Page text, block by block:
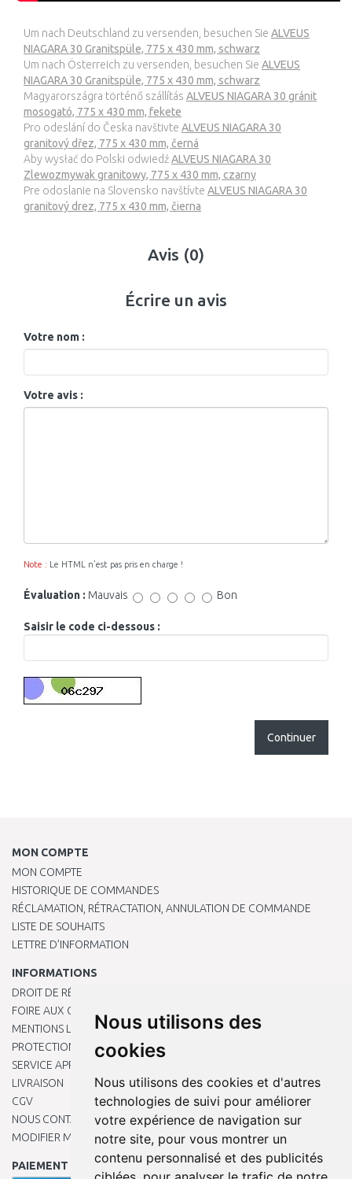
Nous utilisons des
cookies
Nous utilisons des cookies et d'autres
technologies de suivi pour améliorer
votre expérience de navigation sur
notre site, pour vous montrer un
contenu personnalisé et des publicités
Um nach Deutschland zu versenden, besuchen Sie ALVEUS
NIAGARA 30 Granitspüle, 775 x 430 mm, schwarz
Um nach Österreich zu versenden, besuchen Sie ALVEUS
NIAGARA 30 Granitspüle, 775 x 430 mm, schwarz
Magyarországra történő szállítás ALVEUS NIAGARA 30 gránit
mosogató, 775 x 430 mm, fekete
Pro odeslání do Česka navštivte ALVEUS NIAGARA 30
granitový dřez, 775 x 430 mm, černá
Aby wysłać do Polski odwiedźALVEUS NIAGARA 30
Zlewozmywak granitowy, 775 x 430 mm, czarny
Pre odoslanie na Slovensko navštívte ALVEUS NIAGARA 30
granitový drez, 775 x 430 mm, čierna
Avis (0)
Écrire un avis
Votre nom :
Votre avis :
Note : Le HTML n’est pas pris en charge !
Évaluation : Mauvais Bon
Saisir le code ci-dessous :
Continuer
MON COMPTE
MON COMPTE
HISTORIQUE DE COMMANDES
RÉCLAMATION, RÉTRACTATION, ANNULATION DE COMMANDE
LISTE DE SOUHAITS
LETTRE D’INFORMATION
INFORMATIONS
DROIT DE RÉTRACTATION
FOIRE AUX QUESTIONS
MENTIONS LÉGALES
PROTECTION DES DONNÉES PERSONNELLES
SERVICE APRÈS-VENTE
LIVRAISON
CGV
NOUS CONTACTER
MODIFIER MES PRÉFÉRENCES DE COOKIES
PAIEMENT EN LIGNE